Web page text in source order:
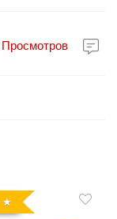
Просмотров